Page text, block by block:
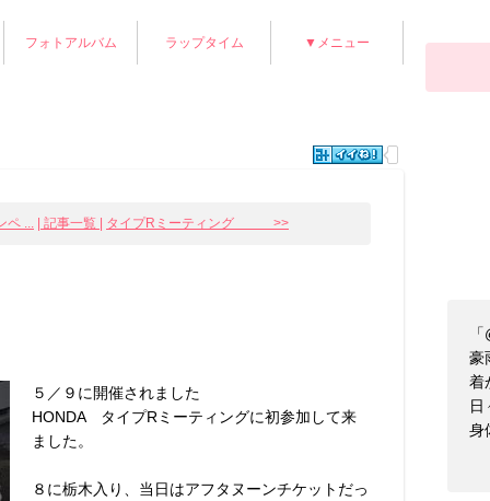
フォトアルバム ラップタイム ▼メニュー
ペ ... | 記事一覧 | タイプRミーティング >>
５／９に開催されました
HONDA タイプRミーティングに初参加して来
ました。
８に栃木入り、当日はアフタヌーンチケットだっ
豪
着
日
身